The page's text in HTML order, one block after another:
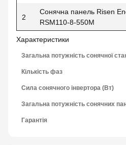
2
Сонячна панель Risen
RSM110-8-550M
Характеристики
Загальна потужність сонячної
Кількість фаз
Сила сонячного інвертора (Вт)
Загальна потужність сонячних
Гарантія